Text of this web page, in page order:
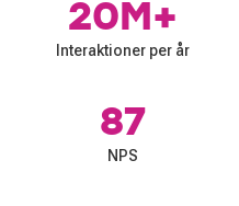
20M+
Interaktioner per år
87
NPS